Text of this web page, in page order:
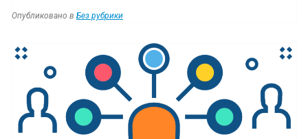
Опубликовано в Без рубрики
Навигация